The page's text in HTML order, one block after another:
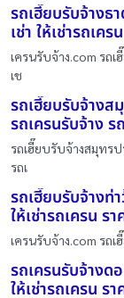
รถเฮี๊ยบรับจ้างธ
เช่า ให้เช่ารถเคร
เครนรับจ้าง.com รถ
เช
รถเฮี๊ยบรับจ้างส
รถเครนรับจ้าง ร
รถเฮี๊ยบรับจ้างสมุทรป
รถเ
รถเฮี๊ยบรับจ้างท่
ให้เช่ารถเครน ร
เครนรับจ้าง.com รถเ
รถเครนรับจ้างด
ให้เช่ารถเครน ร